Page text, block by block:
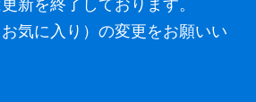
新を終了しております。
気に入り）の変更をお願いい